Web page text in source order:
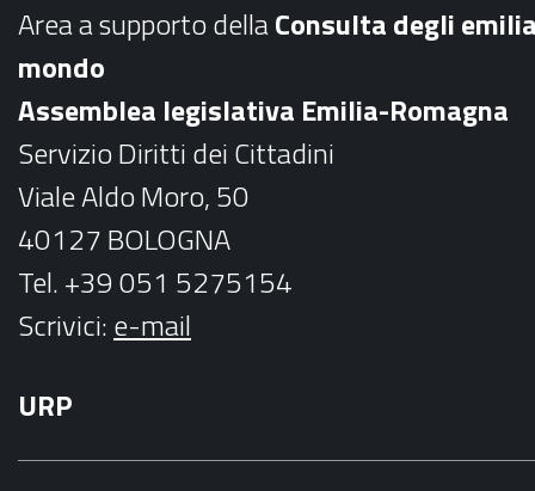
o
k
r
a
m
Area a supporto dellaConsulta degli
mondo
Assemblea legislativa Emilia-Romagna
Servizio Diritti dei Cittadini
Viale Aldo Moro, 50
40127 BOLOGNA
Tel. +39 051 5275154
Scrivici:e-mail
URP